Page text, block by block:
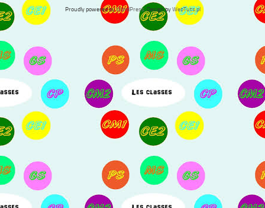
Proudly powered byWordPress. Design byWebTuts.pl